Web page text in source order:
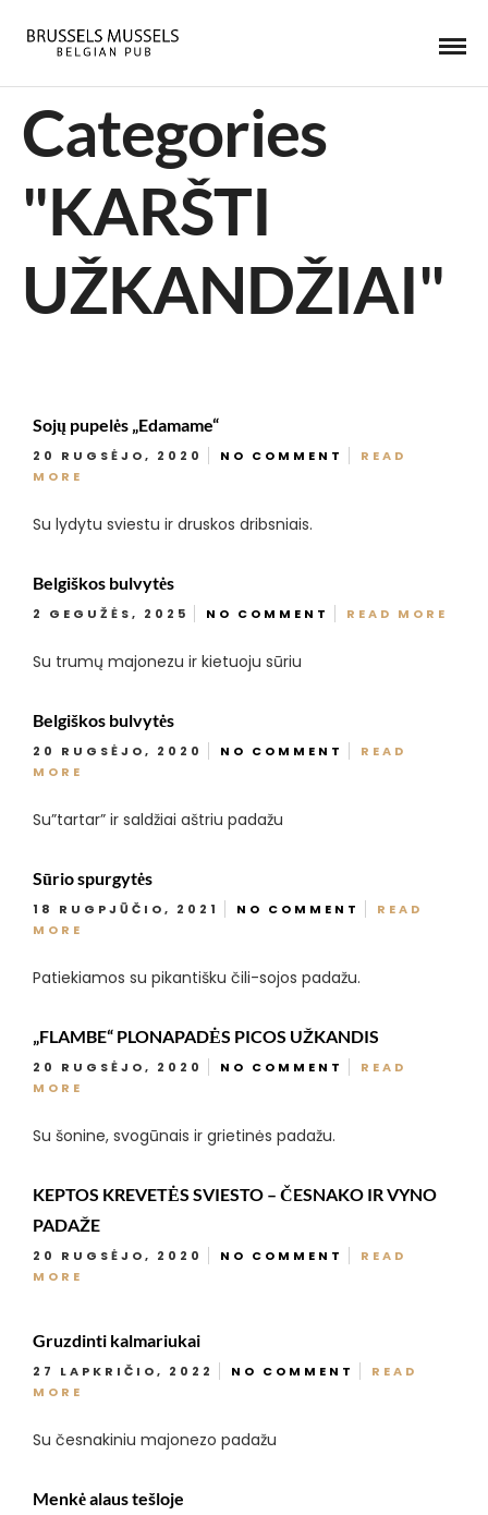
Categories
"KARŠTI
UŽKANDŽIAI"
Sojų pupelės „Edamame“
20 RUGSĖJO, 2020 NO COMMENT
READ
MORE
Su lydytu sviestu ir druskos dribsniais.
Belgiškos bulvytės
2 GEGUŽĖS, 2025 NO COMMENT READ MORE
Su trumų majonezu ir kietuoju sūriu
Belgiškos bulvytės
20 RUGSĖJO, 2020 NO COMMENT
READ
MORE
Su”tartar” ir saldžiai aštriu padažu
Sūrio spurgytės
18 RUGPJŪČIO, 2021 NO COMMENT
READ
MORE
Patiekiamos su pikantišku čili-sojos padažu.
„FLAMBE“ PLONAPADĖS PICOS UŽKANDIS
20 RUGSĖJO, 2020 NO COMMENT
READ
MORE
Su šonine, svogūnais ir grietinės padažu.
KEPTOS KREVETĖS SVIESTO – ČESNAKO IR VYNO
PADAŽE
20 RUGSĖJO, 2020 NO COMMENT
READ
MORE
Gruzdinti kalmariukai
27 LAPKRIČIO, 2022 NO COMMENT
READ
MORE
Su česnakiniu majonezo padažu
Menkė alaus tešloje